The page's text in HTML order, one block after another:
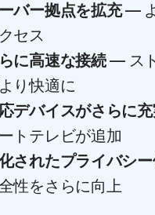
バー拠点を拡充— よ
セス
に高速な接続— ス
り快適に
デバイスがさらに
トテレビが追加
されたプライバシ
性をさらに向上